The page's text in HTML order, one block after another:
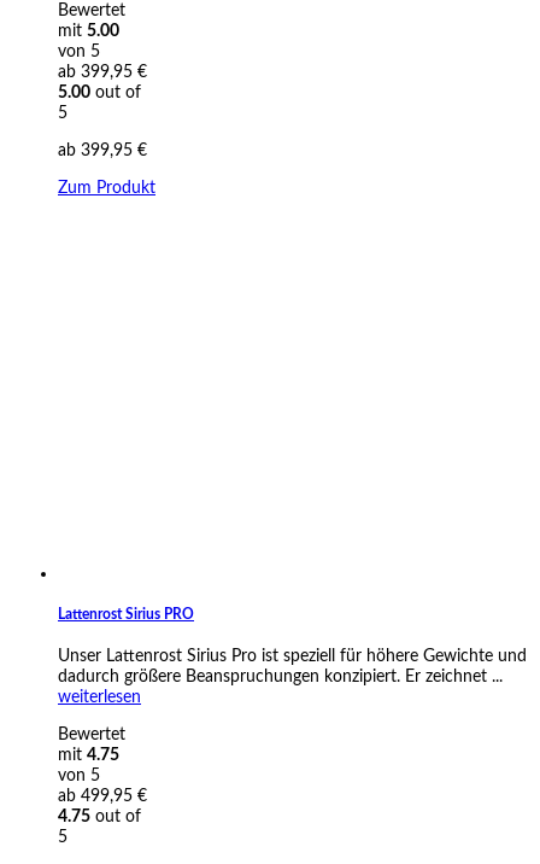
Bewertet
mit 5.00
von 5
ab 399,95 €
5.00 out of
5
ab 399,95 €
Zum Produkt
Lattenrost Sirius PRO
Unser Lattenrost Sirius Pro ist speziell für höhere Gewichte und
dadurch größere Beanspruchungen konzipiert. Er zeichnet ...
weiterlesen
Bewertet
mit 4.75
von 5
ab 499,95 €
4.75 out of
5